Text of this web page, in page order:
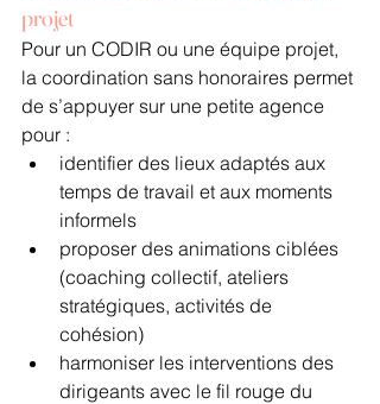
projet
Pour un CODIR ou une équipe projet,
la coordination sans honoraires permet
de s’appuyer sur une petite agence
pour :
identifier des lieux adaptés aux
temps de travail et aux moments
informels
proposer des animations ciblées
(coaching collectif, ateliers
stratégiques, activités de
cohésion)
harmoniser les interventions des
dirigeants avec le fil rouge du